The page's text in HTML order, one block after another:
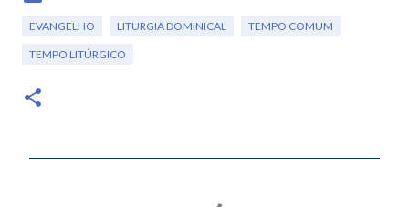
EVANGELHO LITURGIA DOMINICAL TEMPO COMUM
TEMPO LITÚRGICO